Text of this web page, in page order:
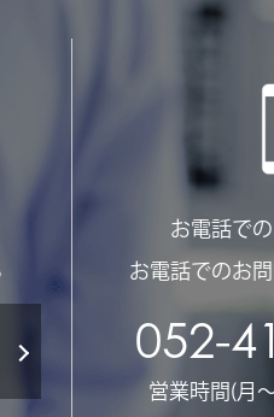
お電話で
お電話でのお
052-
営業時間(月